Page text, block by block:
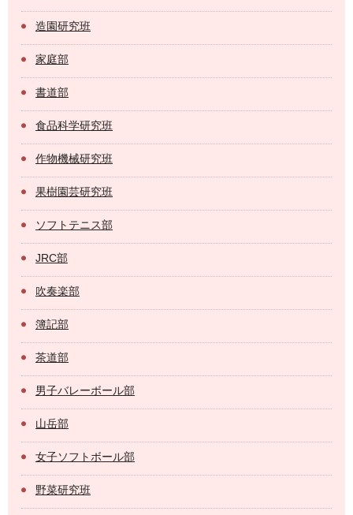
造園研究班
家庭部
書道部
食品科学研究班
作物機械研究班
果樹園芸研究班
ソフトテニス部
JRC部
吹奏楽部
簿記部
茶道部
男子バレーボール部
山岳部
女子ソフトボール部
野菜研究班